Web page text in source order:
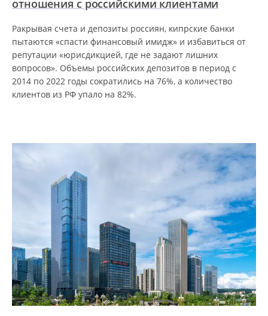
отношения с российскими клиентами
Pакрывая счета и депозиты россиян, кипрские банки
пытаются «спасти финансовый имидж» и избавиться от
репутации «юрисдикцией, где не задают лишних
вопросов». Объемы российских депозитов в период с
2014 по 2022 годы сократились на 76%, а количество
клиентов из РФ упало на 82%.